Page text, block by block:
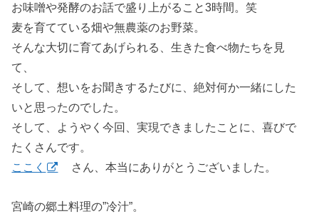
お味噌や発酵のお話で盛り上がること3時間。笑
麦を育てている畑や無農薬のお野菜。
そんな大切に育てあげられる、生きた食べ物たちを見
て、
そして、想いをお聞きするたびに、絶対何か一緒にした
いと思ったのでした。
そして、ようやく今回、実現できましたことに、喜びで
たくさんです。
ここく
さん、本当にありがとうございました。
宮崎の郷土料理の”冷汁”。